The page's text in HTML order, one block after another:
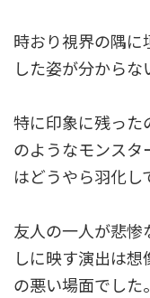
時おり視界の隅に
した姿が分からな
特に印象に残った
のようなモンスタ
はどうやら羽化し
友人の一人が悲
しに映す演出は
の悪い場面でした。